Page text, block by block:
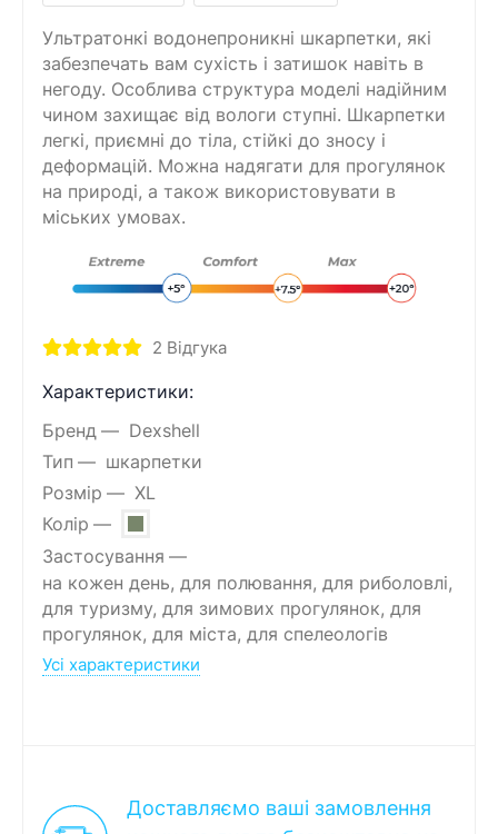
Ультратонкі водонепроникні шкарпетки, які
забезпечать вам сухість і затишок навіть в
негоду. Особлива структура моделі надійним
чином захищає від вологи ступні. Шкарпетки
легкі, приємні до тіла, стійкі до зносу і
деформацій. Можна надягати для прогулянок
на природі, а також використовувати в
міських умовах.
2 Відгука
Характеристики:
Бренд
Dexshell
Тип
шкарпетки
Розмір
XL
Колір
Застосування
на кожен день, для полювання, для риболовлі,
для туризму, для зимових прогулянок, для
прогулянок, для міста, для спелеологів
Усі характеристики
Доставляємо ваші замовлення